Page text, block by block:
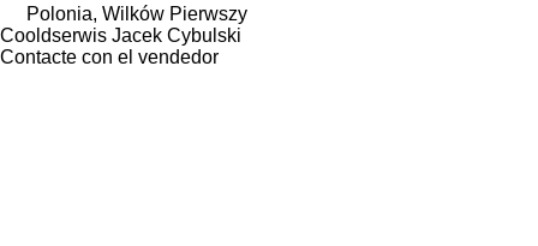
Polonia, Wilków Pierwszy
Cooldserwis Jacek Cybulski
Contacte con el vendedor